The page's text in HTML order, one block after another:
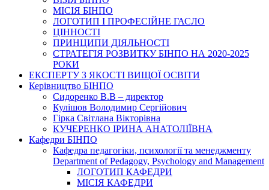
МІСІЯ БІНПО
ЛОГОТИП І ПРОФЕСІЙНЕ ГАСЛО
ЦІННОСТІ
ПРИНЦИПИ ДІЯЛЬНОСТІ
СТРАТЕГІЯ РОЗВИТКУ БІНПО НА 2020-2025
РОКИ
ЕКСПЕРТУ З ЯКОСТІ ВИЩОЇ ОСВІТИ
Керівництво БІНПО
Сидоренко В.В – директор
Кулішов Володимир Сергійович
Гірка Світлана Вікторівна
КУЧЕРЕНКО ІРИНА АНАТОЛІЇВНА
Кафедри БІНПО
Кафедра педагогіки, психології та менеджменту
Department of Pedagogy, Psychology and Management
ЛОГОТИП КАФЕДРИ
МІСІЯ КАФЕДРИ